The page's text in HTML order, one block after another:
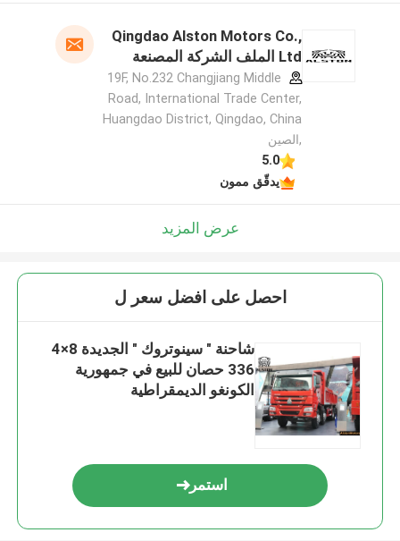
Qingdao Alston Motors Co.,
Ltd الملف الشركة المصنعة
19F, No.232 Changjiang Middle
Road, International Trade Center,
Huangdao District, Qingdao, China
,الصين
5.0
يدقّق ممون
عرض المزيد
احصل على افضل سعر ل
شاحنة " سينوتروك " الجديدة 8×4
336 حصان للبيع في جمهورية
الكونغو الديمقراطية
استمر